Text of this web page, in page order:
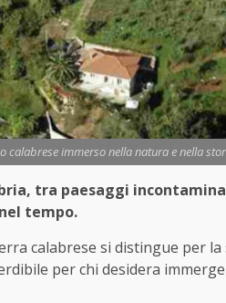
calabrese immerso nella natura e nella
tra paesaggi
tempo.
calabrese si distingue per
per chi desidera